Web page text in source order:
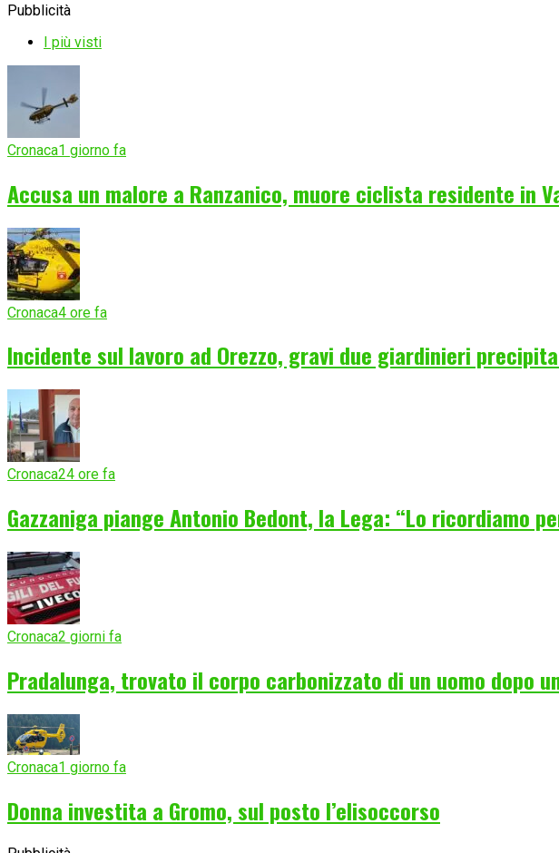
Pubblicità
I più visti
Cronaca1 giorno fa
Accusa un malore a Ranzanico, muore ciclista residente in
Cronaca4 ore fa
Incidente sul lavoro ad Orezzo, gravi due giardinieri
Cronaca24 ore fa
Gazzaniga piange Antonio Bedont, la Lega: “Lo ricordiamo
Cronaca2 giorni fa
Pradalunga, trovato il corpo carbonizzato di un uomo dopo
Cronaca1 giorno fa
Donna investita a Gromo, sul posto l’elisoccorso